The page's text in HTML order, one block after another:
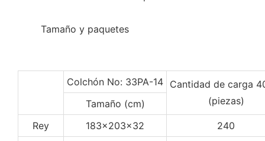
Tamaño y paquetes
Colchón No: 33PA-14 Cantidad de carga
(piezas)
Tamaño (cm)
Rey
183x203x32
240